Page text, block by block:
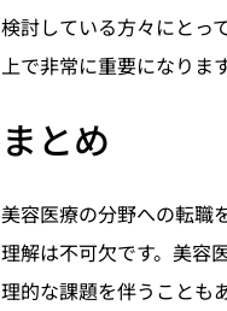
検討している方々にとっ
上で非常に重要になります
まとめ
美容医療の分野への転職
理解は不可欠です。美容
理的な課題を伴うことも